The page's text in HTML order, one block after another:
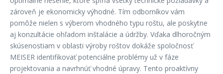
zároveň je ekonomicky výhodné. Tím odborníkov vám
pomôže nielen s výberom vhodného typu roštu, ale poskytne
aj konzultácie ohľadom inštalácie a údržby. Vďaka dlhoročným
skúsenostiam v oblasti výroby roštov dokáže spoločnosť
MEISER identifikovať potenciálne problémy už v fáze
projektovania a navrhnúť vhodné úpravy. Tento proaktívny